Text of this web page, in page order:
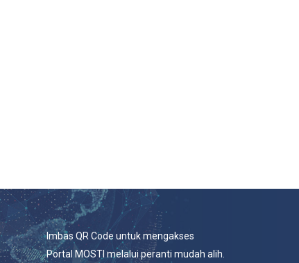
Imbas QR Code untuk mengakses
Portal MOSTI melalui peranti mudah alih.